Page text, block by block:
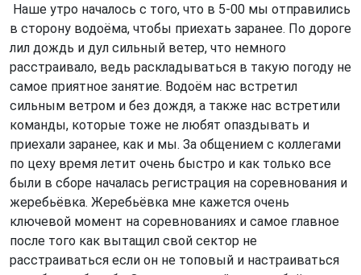
Наше утро началось с того, что в 5-00 мы отправились
в сторону водоёма, чтобы приехать заранее. По дороге
лил дождь и дул сильный ветер, что немного
расстраивало, ведь раскладываться в такую погоду не
самое приятное занятие. Водоём нас встретил
сильным ветром и без дождя, а также нас встретили
команды, которые тоже не любят опаздывать и
приехали заранее, как и мы. За общением с коллегами
по цеху время летит очень быстро и как только все
были в сборе началась регистрация на соревнования и
жеребьёвка. Жеребьёвка мне кажется очень
ключевой момент на соревнованиях и самое главное
после того как вытащил свой сектор не
расстраиваться если он не топовый и настраиваться